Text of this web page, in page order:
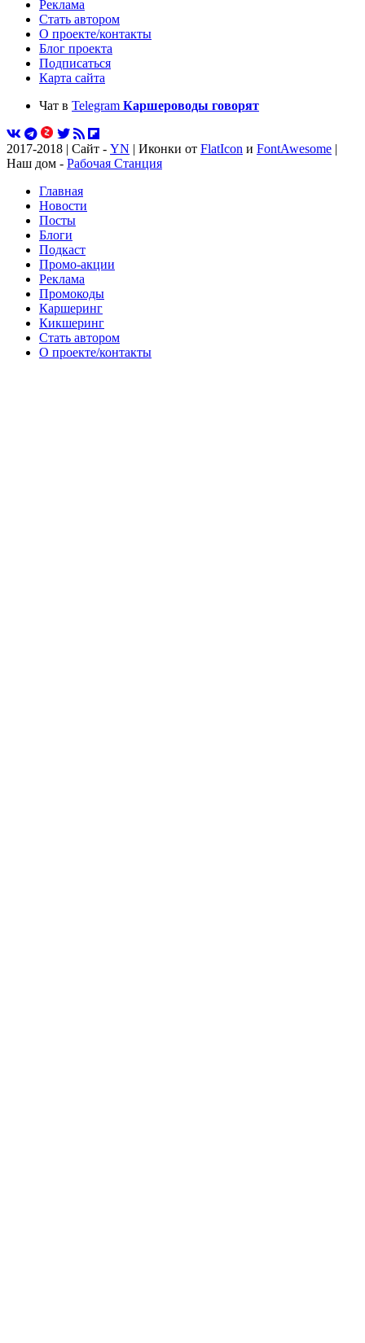
Реклама
Стать автором
О проекте/контакты
Блог проекта
Подписаться
Карта сайта
Чат в Telegram Каршероводы говорят
2017-2018 | Сайт - YN | Иконки от FlatIcon и FontAwesome |
Наш дом - Рабочая Станция
Главная
Новости
Посты
Блоги
Подкаст
Промо-акции
Реклама
Промокоды
Каршеринг
Кикшеринг
Стать автором
О проекте/контакты